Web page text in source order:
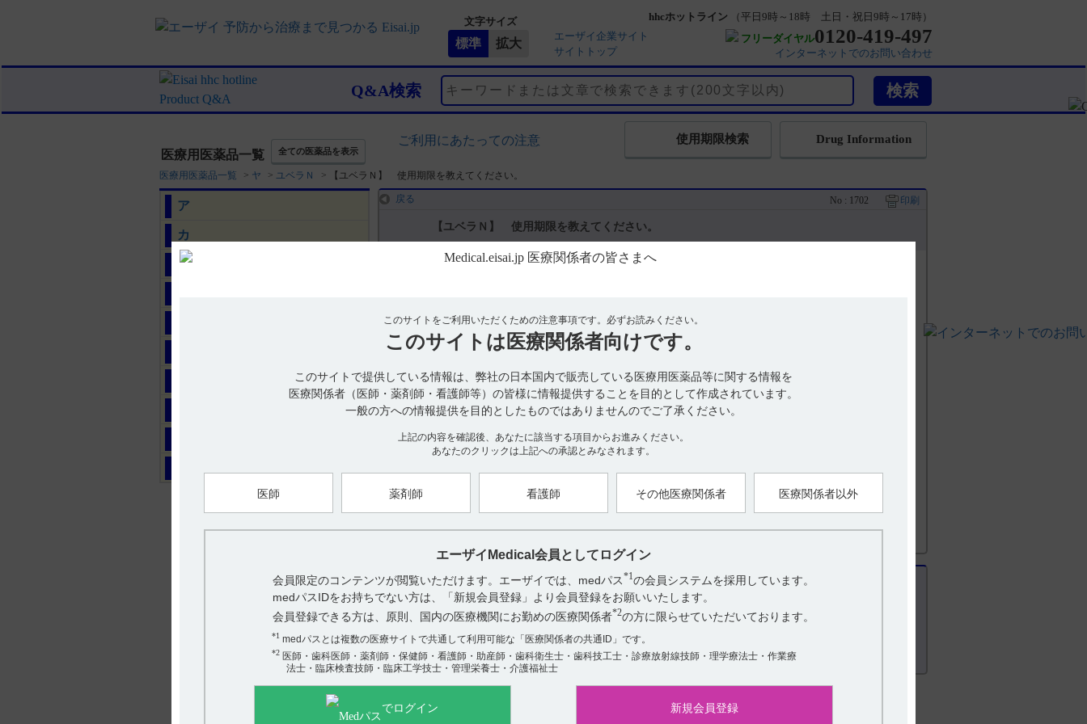
文字サイズ
エーザイ企業サイト
サイトトップ
hhcホットライン
（平日9時～18時 土日・祝日9時～17時）
フリーダイヤル0120-419-497
インターネットでのお問い合わせ
Q&A検索
医療用医薬品一覧 全ての医薬品を表示
ご利用にあたっての注意 Drug Information
使用期限検索
医療用医薬品一覧 > ヤ > ユベラＮ > 【ユベラＮ】 使用期限を教えてください。
ア
カ
サ
このサイトをご利用いただくための注意事項です。 必ずお読みください。
このサイトは 医療関係者向けです。
このサイトで提供している情報は、弊社の日本国内で販売している医療用医薬品等に関する情報を
医療関係者（医師・薬剤師・看護師等）の皆様に情報提供することを目的として作成されています。
一般の方への情報提供を目的としたものではありませんのでご了承ください。
上記の内容を確認後、あなたに該当する項目からお進みください。
あなたのクリックは上記への承認とみなされます。
医師 薬剤師 看護師 その他医療関係者 医療関係者以外
エーザイMedical会員としてログイン
会員限定のコンテンツが閲覧いただけます。エーザイでは、medパス*1の会員システムを採用しています。
medパスIDをお持ちでない方は、「新規会員登録」より会員登録をお願いいたします。
会員登録できる方は、原則、国内の医療機関にお勤めの医療関係者*2の方に限らせていただいております。
*1medパスとは複数の医療サイトで共通して利用可能な「医療関係者の共通ID」です。
*2医師・歯科医師・薬剤師・保健師・看護師・助産師・歯科衛生士・歯科技工士・診療放射線技師・理学療法士・作業療
法士・臨床検査技師・臨床工学技士・管理栄養士・介護福祉士
でログイン 新規会員登録
戻る No : 1702 印刷
【ユベラＮ】 使用期限を教えてください。
※お手元のエーザイ製品の製造番号から使用期限を検索できます。
使用期限検索サイトはこちら
お探しの情報が見つからない場合やご不明な点は、hhcホットライン（0120-419-497）までお問い合わせ下さ
い。
【引用】
1）ユベラNカプセル100mg・ソフトカプセル200mg電子添文 2023年7月改訂（第1版） 有効期間
【更新年月】
アンケート:ご意見をお聞かせください
役に立った